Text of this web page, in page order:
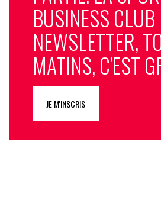
BUSINESS CLUB
NEWSLETTER,
MATINS, C'EST
JE M'INSCRIS